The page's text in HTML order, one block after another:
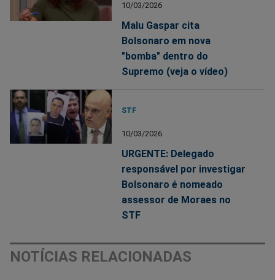
10/03/2026
Malu Gaspar cita
Bolsonaro em nova
"bomba" dentro do
Supremo (veja o vídeo)
STF
10/03/2026
URGENTE: Delegado
responsável por investigar
Bolsonaro é nomeado
assessor de Moraes no
STF
NOTÍCIAS RELACIONADAS